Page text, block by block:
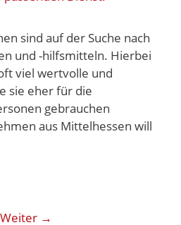
sind auf der Suche nach
und -hilfsmitteln. Hierbei
viel wertvolle und
sie eher für die
gebrauchen
aus Mittelhessen will
Weiter →